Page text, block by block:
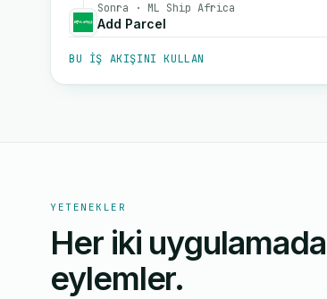
Sonra · ML Ship Africa
Add Parcel
BU IŞ AKIŞINI KULLAN
YETENEKLER
Her iki
eylemler.